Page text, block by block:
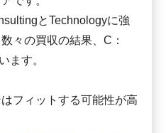
とTechnologyに強
々の買収の結果、C：
ます。
フィットする可能性が高